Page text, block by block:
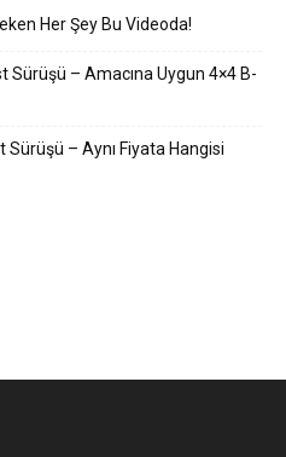
Her Şey Bu Videoda!
Sürüşü – Amacına Uygun 4×4 B-
– Aynı Fiyata Hangisi